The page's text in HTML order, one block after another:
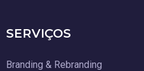
SERVIÇOS
Branding & Rebranding